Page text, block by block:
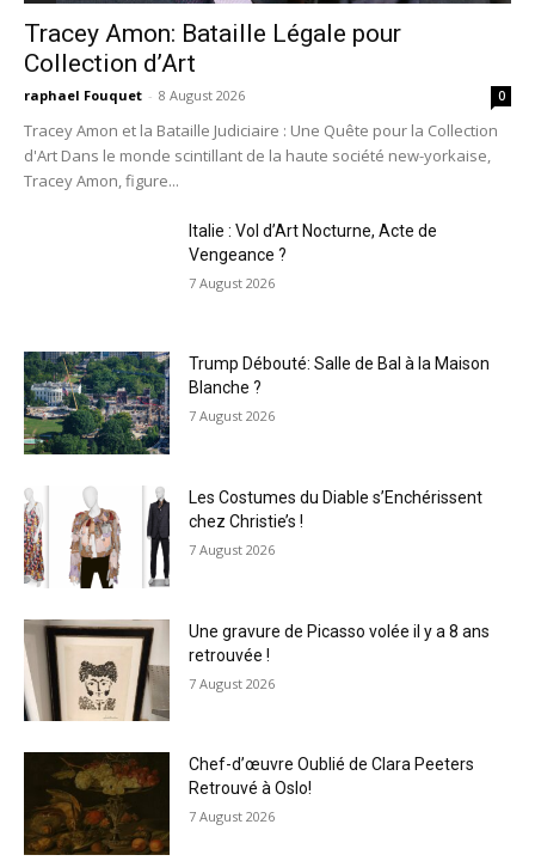
Tracey Amon: Bataille Légale pour
Collection d’Art
raphael Fouquet - 8 August 2026 0
Tracey Amon et la Bataille Judiciaire : Une Quête pour la Collection
d'Art Dans le monde scintillant de la haute société new-yorkaise,
Tracey Amon, figure...
Italie : Vol d’Art Nocturne, Acte de
Vengeance ?
7 August 2026
Trump Débouté: Salle de Bal à la Maison
Blanche ?
7 August 2026
Les Costumes du Diable s’Enchérissent
chez Christie’s !
7 August 2026
Une gravure de Picasso volée il y a 8 ans
retrouvée !
7 August 2026
Chef-d’œuvre Oublié de Clara Peeters
Retrouvé à Oslo!
7 August 2026